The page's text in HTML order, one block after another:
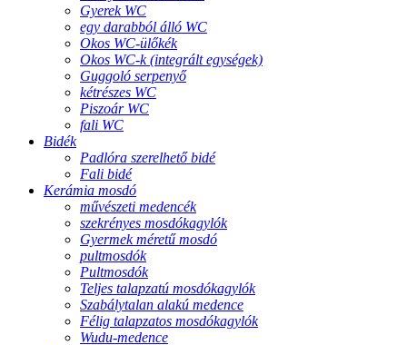
Gyerek WC
egy darabból álló WC
Okos WC-ülőkék
Okos WC-k (integrált egységek)
Guggoló serpenyő
kétrészes WC
Piszoár WC
fali WC
Bidék
Padlóra szerelhető bidé
Fali bidé
Kerámia mosdó
művészeti medencék
szekrényes mosdókagylók
Gyermek méretű mosdó
pultmosdók
Pultmosdók
Teljes talapzatú mosdókagylók
Szabálytalan alakú medence
Félig talapzatos mosdókagylók
Wudu-medence